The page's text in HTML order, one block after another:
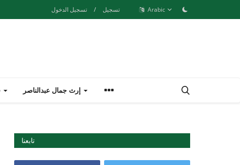
تسجيل الدخول / تسجيل Arabic
تابعنا